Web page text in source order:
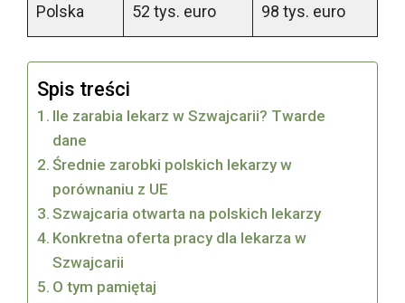
Polska 52 tys. euro 98 tys. euro
Spis treści
Ile zarabia lekarz w Szwajcarii? Twarde
dane
Średnie zarobki polskich lekarzy w
porównaniu z UE
Szwajcaria otwarta na polskich lekarzy
Konkretna oferta pracy dla lekarza w
Szwajcarii
O tym pamiętaj